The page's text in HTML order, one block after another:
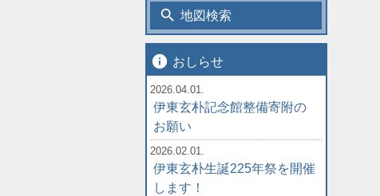
search 地図検索
info おしらせ
2026.04.01.
伊東玄朴記念館整備寄附の
お願い
2026.02.01.
伊東玄朴生誕225年祭を開催
します！